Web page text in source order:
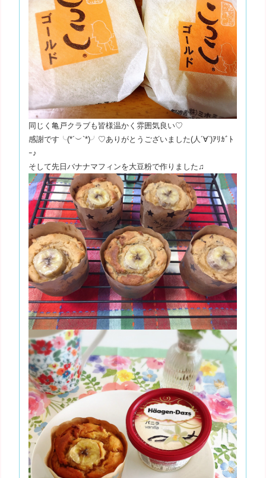
同じく亀戸クラブも皆様温かく雰囲気良い♡
感謝です╰(*´︶`*)╯♡ありがとうございました(人´∀`)ｱﾘｶﾞﾄ
ｰ♪
そして先日バナナマフィンを大豆粉で作りました♫